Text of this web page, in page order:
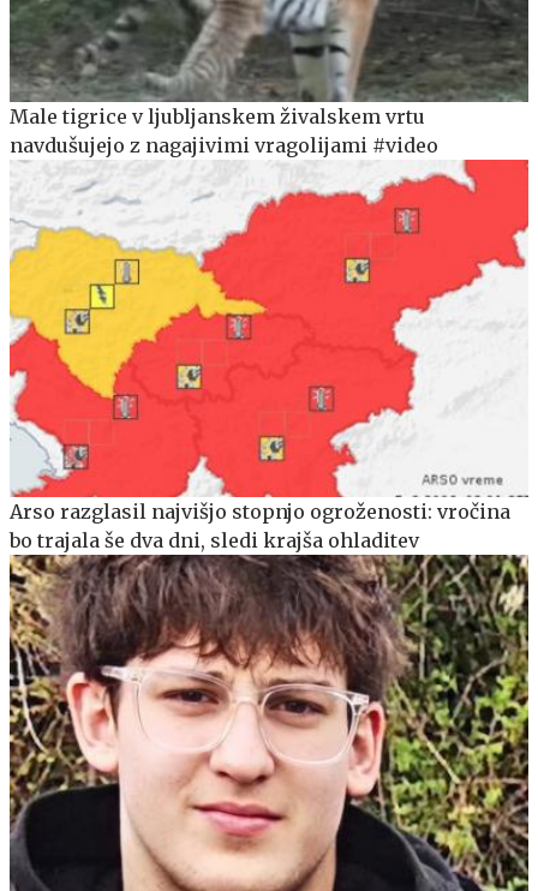
Male tigrice v ljubljanskem živalskem vrtu
navdušujejo z nagajivimi vragolijami #video
Arso razglasil najvišjo stopnjo ogroženosti: vročina
bo trajala še dva dni, sledi krajša ohladitev